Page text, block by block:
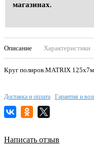
магазинах.
Описание Характеристики
Круг полиров.MATRIX
Доставка и оплата Гарантия и
Написать отзыв